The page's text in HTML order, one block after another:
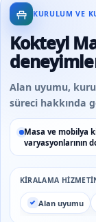
KURULUM VE
Kokteyl
Alan uyumu,
süreci hakkında
Masa ve mobilya
varyasyonlarının
KIRALAMA
Alan uyumu